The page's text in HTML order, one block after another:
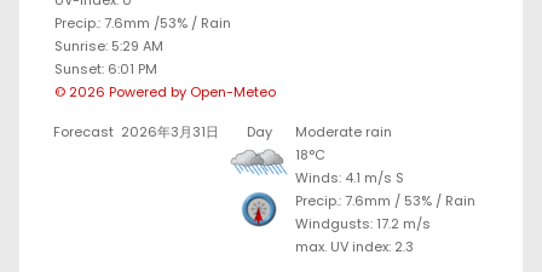
Precip.:7.6mm /53% / Rain
Sunrise: 5:29 AM
Sunset: 6:01 PM
© 2026 Powered by Open-Meteo
Forecast 2026年3月31日 Day
Moderate rain
18°C
Winds: 4.1 m/s S
Precip.:7.6mm / 53% / Rain
Windgusts: 17.2 m/s
max. UV index: 2.3